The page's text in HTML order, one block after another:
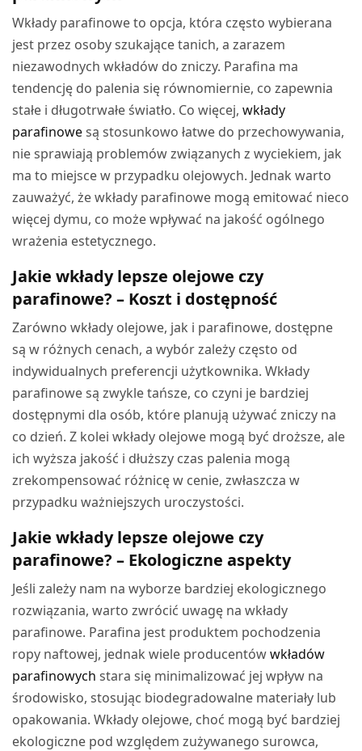
Wkłady parafinowe to opcja, która często wybierana
jest przez osoby szukające tanich, a zarazem
niezawodnych wkładów do zniczy. Parafina ma
tendencję do palenia się równomiernie, co zapewnia
stałe i długotrwałe światło. Co więcej,wkłady
parafinowesą stosunkowo łatwe do przechowywania,
nie sprawiają problemów związanych z wyciekiem, jak
ma to miejsce w przypadku olejowych. Jednak warto
zauważyć, że wkłady parafinowe mogą emitować nieco
więcej dymu, co może wpływać na jakość ogólnego
wrażenia estetycznego.
Jakie wkłady lepsze olejowe czy
parafinowe? – Koszt i dostępność
Zarówno wkłady olejowe, jak i parafinowe, dostępne
są w różnych cenach, a wybór zależy często od
indywidualnych preferencji użytkownika. Wkłady
parafinowe są zwykle tańsze, co czyni je bardziej
dostępnymi dla osób, które planują używać zniczy na
co dzień. Z kolei wkłady olejowe mogą być droższe, ale
ich wyższa jakość i dłuższy czas palenia mogą
zrekompensować różnicę w cenie, zwłaszcza w
przypadku ważniejszych uroczystości.
Jakie wkłady lepsze olejowe czy
parafinowe? – Ekologiczne aspekty
Jeśli zależy nam na wyborze bardziej ekologicznego
rozwiązania, warto zwrócić uwagę na wkłady
parafinowe. Parafina jest produktem pochodzenia
ropy naftowej, jednak wiele producentówwkładów
parafinowych stara się minimalizować jej wpływ na
środowisko, stosując biodegradowalne materiały lub
opakowania. Wkłady olejowe, choć mogą być bardziej
ekologiczne pod względem zużywanego surowca,